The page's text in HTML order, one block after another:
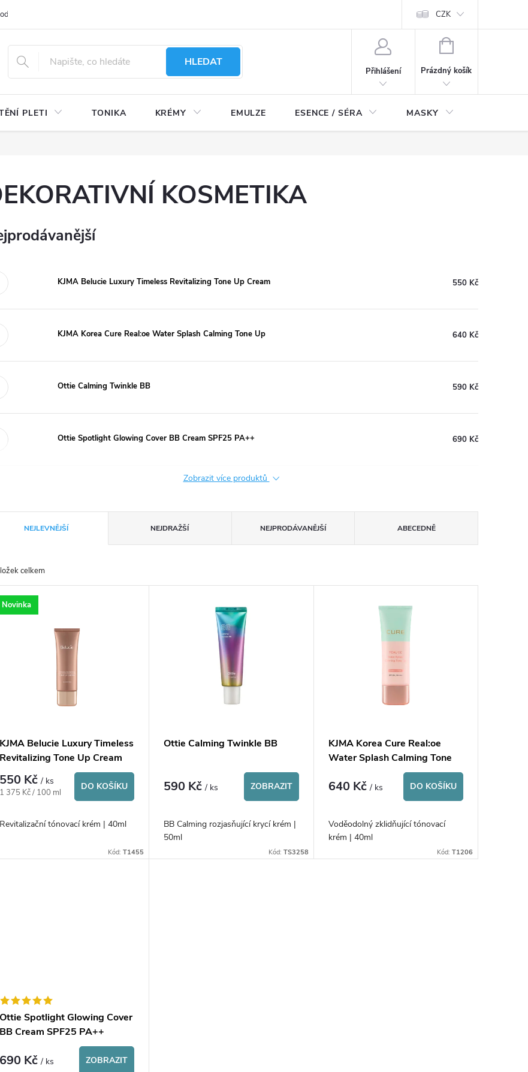
CZK
HLEDAT
Přihlášení
NÁKUPNÍ
Prázdný košík
PLETI TONIKA KRÉMY EMULZE ESENCE / SÉRA MASKY
KOSMETIKA
KJMA Belucie Luxury Timeless Revitalizing Tone Up Cream 550 Kč
KJMA Korea Cure Real:oe Water Splash Calming Tone Up 640 Kč
Ottie Calming Twinkle BB 590 Kč
Ottie Spotlight Glowing Cover BB Cream SPF25 PA++ 690 Kč
Zobrazit více produktů
NEJLEVNĚJŠÍ NEJDRAŽŠÍ NEJPRODÁVANĚJŠÍ ABECEDNĚ
celkem
Novinka
KJMA Belucie Luxury Timeless
Revitalizing Tone Up Cream
550 Kč/ ks
Měrná
1 375 Kč / 100 ml
DO KOŠÍKU
Revitalizační tónovací krém | 40ml
Kód:T1455
Ottie Calming Twinkle BB
590 Kč/ ks ZOBRAZIT
BB Calming rozjasňující krycí krém |
50ml
Kód: TS3258
KJMA Korea Cure Real:oe
Water Splash Calming Tone
640 Kč/ ks DO KOŠÍKU
Voděodolný zklidňující tónovací
krém | 40ml
Kód: T1206
Ottie Spotlight Glowing Cover
BB Cream SPF25 PA++
690 Kč/ ks ZOBRAZIT